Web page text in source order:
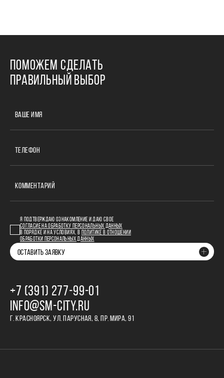
ПОМОЖЕМ СДЕЛАТЬ
ПРАВИЛЬНЫЙ ВЫБОР
ВАШЕ ИМЯ
ТЕЛЕФОН
КОММЕНТАРИЙ
Я ПОДТВЕРЖДАЮ ОЗНАКОМЛЕНИЕ И ДАЮ СВОЕ
СОГЛАСИЕ НА ОБРАБОТКУ ПЕРСОНАЛЬНЫХ ДАННЫХ
В ПОРЯДКЕ И НА УСЛОВИЯХ, В
ПОЛИТИКЕ В ОТНОШЕНИИ
ОБРАБОТКИ ПЕРСОНАЛЬНЫХ ДАННЫХ
ОСТАВИТЬ ЗАЯВКУ
+7 (391) 277‒99‒01
INFO@SM-CITY.RU
Г. КРАСНОЯРСК, УЛ. ПАРУСНАЯ, 8, ПР. МИРА, 91